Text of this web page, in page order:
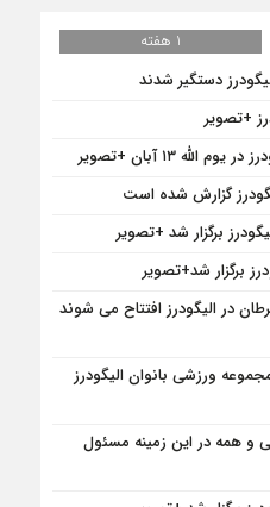
1 هفته
دستگیر شدند
+تصویر
۱۳ آبان +تصویر
گزارش شده است
برگزار شد +تصویر
برگزار شد+تصویر
در الیگودرز افتتاح می شوند
ورزشی بانوان الیگودرز
همه در این زمینه مسئول